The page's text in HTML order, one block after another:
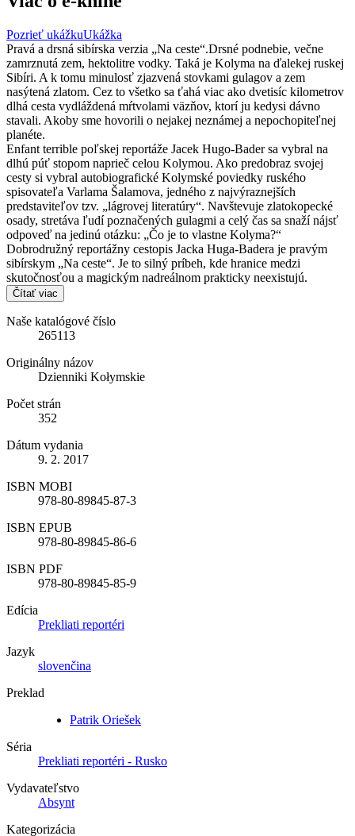
Pozrieť ukážkuUkážka
Pravá a drsná sibírska verzia „Na ceste“.Drsné podnebie, večne
zamrznutá zem, hektolitre vodky. Taká je Kolyma na ďalekej ruskej
Sibíri. A k tomu minulosť zjazvená stovkami gulagov a zem
nasýtená zlatom. Cez to všetko sa ťahá viac ako dvetisíc kilometrov
dlhá cesta vydláždená mŕtvolami väzňov, ktorí ju kedysi dávno
stavali. Akoby sme hovorili o nejakej neznámej a nepochopiteľnej
planéte.
Enfant terrible poľskej reportáže Jacek Hugo-Bader sa vybral na
dlhú púť stopom naprieč celou Kolymou. Ako predobraz svojej
cesty si vybral autobiografické Kolymské poviedky ruského
spisovateľa Varlama Šalamova, jedného z najvýraznejších
predstaviteľov tzv. „lágrovej literatúry“. Navštevuje zlatokopecké
osady, stretáva ľudí poznačených gulagmi a celý čas sa snaží nájsť
odpoveď na jedinú otázku: „Čo je to vlastne Kolyma?“
Dobrodružný reportážny cestopis Jacka Huga-Badera je pravým
sibírskym „Na ceste“. Je to silný príbeh, kde hranice medzi
skutočnosťou a magickým nadreálnom prakticky neexistujú.
Čítať viac
Naše katalógové číslo
265113
Originálny názov
Dzienniki Kołymskie
Počet strán
352
Dátum vydania
9. 2. 2017
ISBN MOBI
978-80-89845-87-3
ISBN EPUB
978-80-89845-86-6
ISBN PDF
978-80-89845-85-9
Edícia
Prekliati reportéri
Jazyk
slovenčina
Preklad
Patrik Oriešek
Séria
Prekliati reportéri - Rusko
Vydavateľstvo
Absynt
Kategorizácia